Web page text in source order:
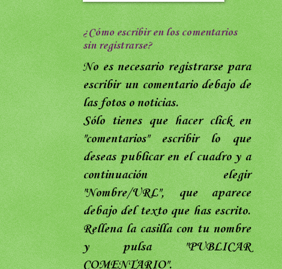
¿Cómo escribir en los comentarios
sin registrarse?
No es necesario registrarse para
escribir un comentario debajo de
las fotos o noticias.
Sólo tienes que hacer click en
"comentarios"escribir lo que
deseas publicar en el cuadro y a
continuación elegir
"Nombre/URL",que aparece
debajo del texto que has escrito.
Rellena la casilla con tu nombre
y pulsa"PUBLICAR
COMENTARIO".